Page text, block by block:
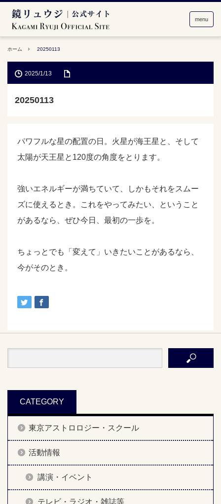
menu
ホーム 20250113
2025/1/13
20250113
パワフルな星の配置の日。火星が海王星と、そして
太陽が天王星と120度の角度をとります。
強いエネルギーが満ちていて、しかもそれをスムー
ズに使えるとき。これをやってみたい、ということ
があるなら、ぜひ今日、最初の一歩を。
ちょっとでも「変えて」いきたいことがあるなら、
今がそのとき。
CATEGORY
東京アストロロジー・スクール
活動情報
講演・イベント
テレビ・ラジオ・雑誌等